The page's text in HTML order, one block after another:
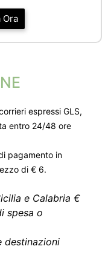
Ora
espressi GLS,
entro 24/48 ore
pagamento in
di € 6.
e Calabria €
spesa o
destinazioni